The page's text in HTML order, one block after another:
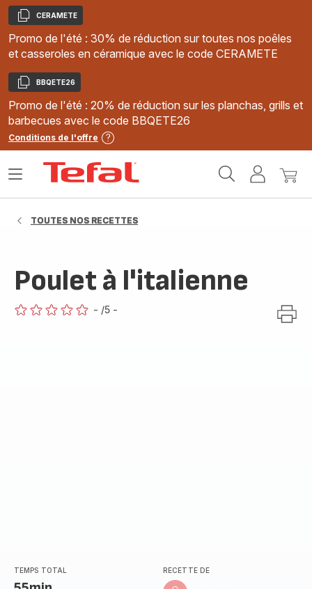
Copier
CERAMETE
Promo de l'été : 30% de réduction sur toutes nos poêles
et casseroles en céramique avec le code CERAMETE
Copier
BBQETE26
Promo de l'été : 20% de réduction sur les planchas, grills et
barbecues avec le code BBQETE26
Conditions de l'offre
MonMon
Ouvrir
TOUTES NOS RECETTES
Poulet à l'italienne
- /5 -
TEMPS TOTAL RECETTE DE